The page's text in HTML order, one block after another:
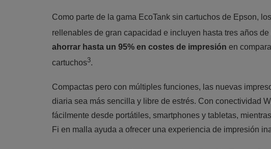
Como parte de la gama EcoTank sin cartuchos de Epson,
rellenables de gran capacidad e incluyen hasta tres años de
ahorrar hasta un 95% en costes de impresión en
cartuchos3.
Compactas pero con múltiples funciones, las nuevas
diaria sea más sencilla y libre de estrés. Con conectividad
fácilmente desde portátiles, smartphones y tabletas,
Fi en malla ayuda a ofrecer una experiencia de impresión